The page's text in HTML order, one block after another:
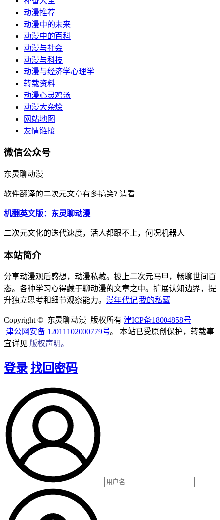
动漫推荐
动漫中的未来
动漫中的百科
动漫与社会
动漫与科技
动漫与经济学心理学
转载资料
动漫心灵鸡汤
动漫大杂烩
网站地图
友情链接
微信公众号
东灵聊动漫
软件翻译的二次元文章有多搞笑? 请看
机翻英文版：东灵聊动漫
二次元文化的迭代速度，活人都跟不上，何况机器人
本站简介
分享动漫观后感想，动漫私藏。披上二次元马甲，畅聊世间百
态。各种学习心得藏于聊动漫的文章之中。扩展认知边界，提
升独立思考和细节观察能力。 漫年代记|我的私藏
Copyright © 东灵聊动漫 版权所有 津ICP备18004858号
津公网安备 12011102000779号。 本站已受原创保护，转载事
宜详见 版权声明。
登录 找回密码